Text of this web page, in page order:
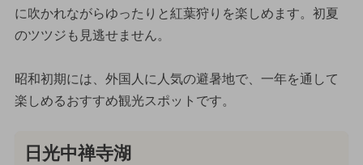
に吹かれながらゆったりと紅葉狩りを楽しめます。初夏
のツツジも見逃せません。
昭和初期には、外国人に人気の避暑地で、一年を通して
楽しめるおすすめ観光スポットです。
日光中禅寺湖